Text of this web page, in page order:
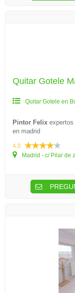
Quitar Gotele
Quitar Gotele en
Pintor Felix expertos
en madrid
4.0
Madrid - c/ Pilar de